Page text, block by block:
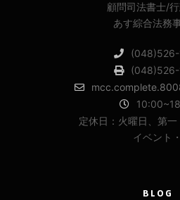
顧問司法書士/
あす綜合法務
(048)526-
(048)526-
定休日：火曜日、第一
イベント・
BLOG